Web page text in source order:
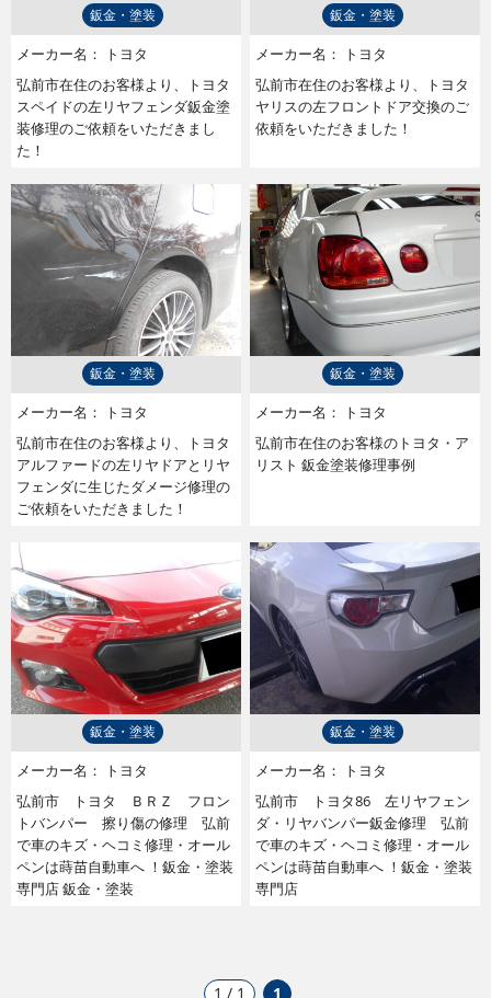
鈑金・塗装
メーカー名：
トヨタ
弘前市在住のお客様より、トヨタ
スペイドの左リヤフェンダ鈑金塗
装修理のご依頼をいただきまし
た！
鈑金・塗装
メーカー名：
トヨタ
弘前市在住のお客様より、トヨタ
ヤリスの左フロントドア交換のご
依頼をいただきました！
鈑金・塗装
メーカー名：
トヨタ
弘前市在住のお客様より、トヨタ
アルファードの左リヤドアとリヤ
フェンダに生じたダメージ修理の
ご依頼をいただきました！
鈑金・塗装
メーカー名：
トヨタ
弘前市在住のお客様のトヨタ・ア
リスト 鈑金塗装修理事例
鈑金・塗装
メーカー名：
トヨタ
弘前市 トヨタ ＢＲＺ フロン
トバンパー 擦り傷の修理 弘前
で車のキズ・ヘコミ修理・オール
ペンは蒔苗自動車へ ！鈑金・塗装
専門店 鈑金・塗装
鈑金・塗装
メーカー名：
トヨタ
弘前市 トヨタ86 左リヤフェン
ダ・リヤバンパー鈑金修理 弘前
で車のキズ・ヘコミ修理・オール
ペンは蒔苗自動車へ ！鈑金・塗装
専門店
1 / 1 1